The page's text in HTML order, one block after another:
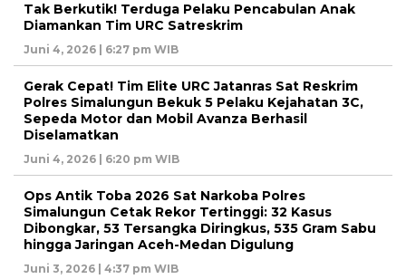
Tak Berkutik! Terduga Pelaku Pencabulan Anak
Diamankan Tim URC Satreskrim
Juni 4, 2026 | 6:27 pm WIB
Gerak Cepat! Tim Elite URC Jatanras Sat Reskrim
Polres Simalungun Bekuk 5 Pelaku Kejahatan 3C,
Sepeda Motor dan Mobil Avanza Berhasil
Diselamatkan
Juni 4, 2026 | 6:20 pm WIB
Ops Antik Toba 2026 Sat Narkoba Polres
Simalungun Cetak Rekor Tertinggi: 32 Kasus
Dibongkar, 53 Tersangka Diringkus, 535 Gram Sabu
hingga Jaringan Aceh-Medan Digulung
Juni 3, 2026 | 4:37 pm WIB